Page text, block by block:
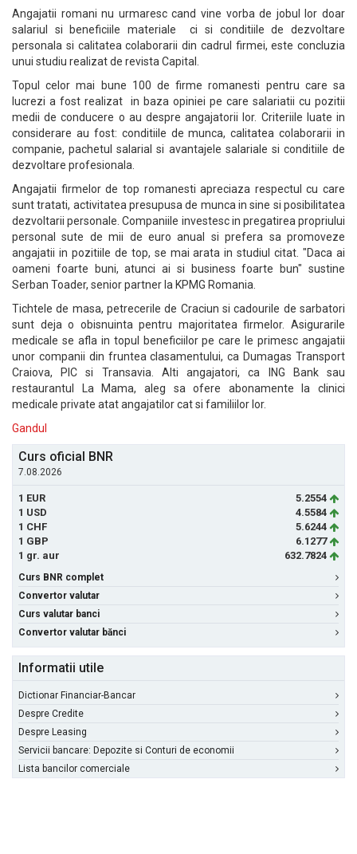
Angajatii romani nu urmaresc cand vine vorba de jobul lor doar
salariul si beneficiile materiale ci si conditiile de dezvoltare
personala si calitatea cola­borarii din cadrul firmei, este concluzia
unui studiu realizat de revista Capital.
Topul celor mai bune 100 de firme romanesti pentru care sa
lucrezi a fost realizat in baza opiniei pe care salariatii cu pozitii
medii de conducere o au despre angajatorii lor. Criteriile luate in
considerare au fost: conditiile de munca, calitatea colaborarii in
companie, pachetul salarial si avantajele salariale si conditiile de
dezvoltare profesionala.
Angajatii firmelor de top romanesti apreciaza respectul cu care
sunt tratati, activitatea presupusa de munca in sine si posibilitatea
dezvoltarii personale. Companiile investesc in pregatirea propriului
personal sute de mii de euro anual si prefera sa promoveze
angajatii in pozitiile de top, se mai arata in studiul citat. "Daca ai
oameni foarte buni, atunci ai si business foarte bun" sustine
Serban Toader, senior partner la KPMG Romania.
Tichtele de masa, petrecerile de Craciun si cadourile de sarbatori
sunt deja o obisnuinta pentru majoritatea firmelor. Asigurarile
medicale se afla in topul beneficiilor pe care le primesc angajatii
unor companii din fruntea clasamentului, ca Dumagas Transport
Craiova, PIC si Transavia. Alti angajatori, ca ING Bank sau
restaurantul La Mama, aleg sa ofere abonamente la clinici
medicale private atat angajatilor cat si familiilor lor.
Gandul
Curs oficial BNR
7.08.2026
1 EUR
5.2554
1 USD
4.5584
1 CHF
5.6244
1 GBP
6.1277
1 gr. aur
632.7824
Curs BNR complet
Convertor valutar
Curs valutar banci
Convertor valutar bănci
Informatii utile
Dictionar Financiar-Bancar
Despre Credite
Despre Leasing
Servicii bancare: Depozite si Conturi de economii
Lista bancilor comerciale